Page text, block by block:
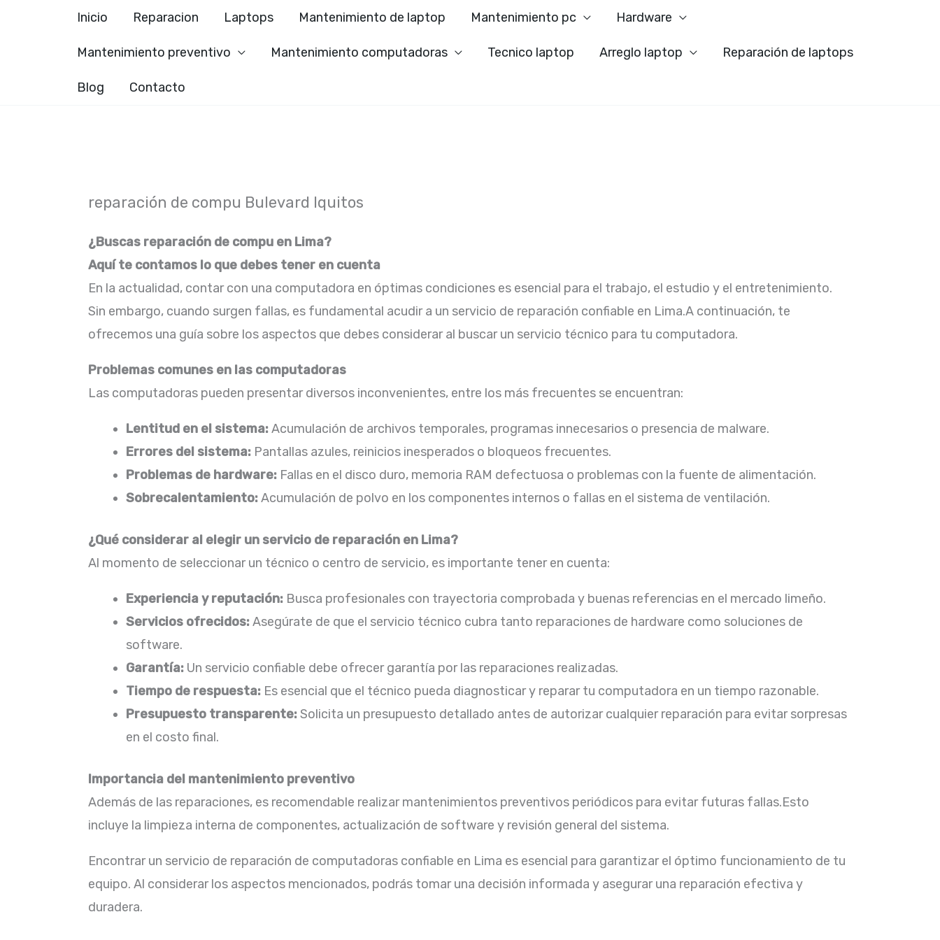
Inicio Reparacion Laptops Mantenimiento de laptop Mantenimiento pc Hardware
Mantenimiento preventivo Mantenimiento computadoras Tecnico laptop Arreglo laptop Reparación de laptops
Blog Contacto
reparación de compu Bulevard Iquitos
¿Buscas reparación de compu en Lima?
Aquí te contamos lo que debes tener en cuenta
En la actualidad, contar con una computadora en óptimas condiciones es esencial para el trabajo, el estudio y el entretenimiento.
Sin embargo, cuando surgen fallas, es fundamental acudir a un servicio de reparación confiable en Lima.A continuación, te
ofrecemos una guía sobre los aspectos que debes considerar al buscar un servicio técnico para tu computadora.​
Problemas comunes en las computadoras
Las computadoras pueden presentar diversos inconvenientes, entre los más frecuentes se encuentran:​
Lentitud en el sistema:Acumulación de archivos temporales, programas innecesarios o presencia de malware.​
Errores del sistema: Pantallas azules, reinicios inesperados o bloqueos frecuentes.​
Problemas de hardware: Fallas en el disco duro, memoria RAM defectuosa o problemas con la fuente de alimentación.​
Sobrecalentamiento:Acumulación de polvo en los componentes internos o fallas en el sistema de ventilación.​
¿Qué considerar al elegir un servicio de reparación en Lima?
Al momento de seleccionar un técnico o centro de servicio, es importante tener en cuenta:
Experiencia y reputación: Busca profesionales con trayectoria comprobada y buenas referencias en el mercado limeño.​
Servicios ofrecidos:Asegúrate de que el servicio técnico cubra tanto reparaciones de hardware como soluciones de
software.​
Garantía: Un servicio confiable debe ofrecer garantía por las reparaciones realizadas.​
Tiempo de respuesta: Es esencial que el técnico pueda diagnosticar y reparar tu computadora en un tiempo razonable.​
Presupuesto transparente:Solicita un presupuesto detallado antes de autorizar cualquier reparación para evitar sorpresas
en el costo final.​
Importancia del mantenimiento preventivo
Además de las reparaciones, es recomendable realizar mantenimientos preventivos periódicos para evitar futuras fallas.Esto
incluye la limpieza interna de componentes, actualización de software y revisión general del sistema.​
Encontrar un servicio de reparación de computadoras confiable en Lima es esencial para garantizar el óptimo funcionamiento de tu
equipo. Al considerar los aspectos mencionados, podrás tomar una decisión informada y asegurar una reparación efectiva y
duradera.​